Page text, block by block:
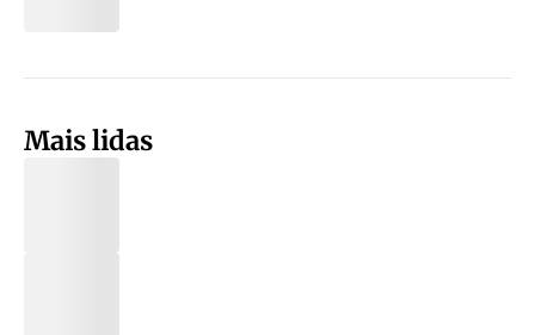
Mais lidas